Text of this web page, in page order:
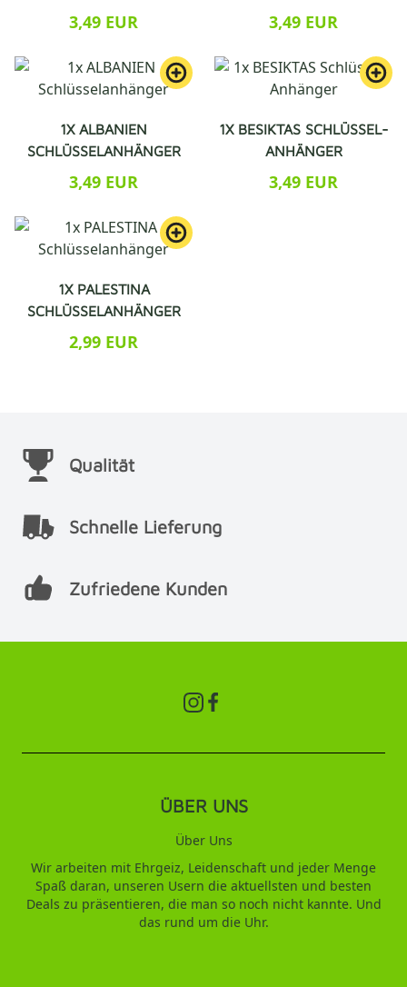
3,49 EUR 3,49 EUR
1X ALBANIEN
SCHLÜSSELANHÄNGER
3,49 EUR
1X BESIKTAS SCHLÜSSEL-
ANHÄNGER
3,49 EUR
1X PALESTINA
SCHLÜSSELANHÄNGER
2,99 EUR
Qualität
Schnelle Lieferung
Zufriedene Kunden
ÜBER UNS
Über Uns
Wir arbeiten mit Ehrgeiz, Leidenschaft und jeder Menge
Spaß daran, unseren Usern die aktuellsten und besten
Deals zu präsentieren, die man so noch nicht kannte. Und
das rund um die Uhr.